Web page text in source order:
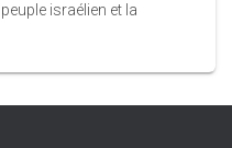
israélien et la